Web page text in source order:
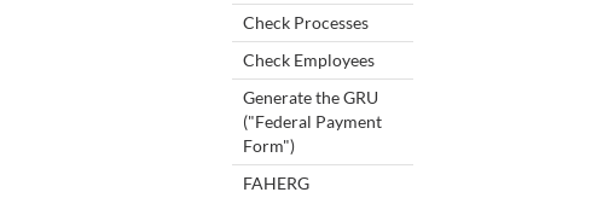
Check Processes
Check Employees
Generate the GRU
("Federal Payment
Form")
FAHERG